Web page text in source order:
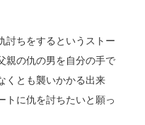
討ちをするというストー
親の仇の男を自分の手で
くとも襲いかかる出来
トに仇を討ちたいと願っ